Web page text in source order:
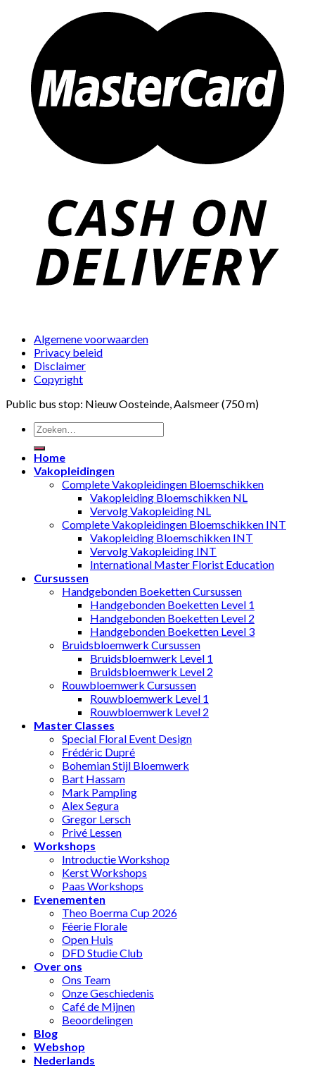
Algemene voorwaarden
Privacy beleid
Disclaimer
Copyright
Public bus stop: Nieuw Oosteinde, Aalsmeer (750 m)
Home
Vakopleidingen
Complete Vakopleidingen Bloemschikken
Vakopleiding Bloemschikken NL
Vervolg Vakopleiding NL
Complete Vakopleidingen Bloemschikken INT
Vakopleiding Bloemschikken INT
Vervolg Vakopleiding INT
International Master Florist Education
Cursussen
Handgebonden Boeketten Cursussen
Handgebonden Boeketten Level 1
Handgebonden Boeketten Level 2
Handgebonden Boeketten Level 3
Bruidsbloemwerk Cursussen
Bruidsbloemwerk Level 1
Bruidsbloemwerk Level 2
Rouwbloemwerk Cursussen
Rouwbloemwerk Level 1
Rouwbloemwerk Level 2
Master Classes
Special Floral Event Design
Frédéric Dupré
Bohemian Stijl Bloemwerk
Bart Hassam
Mark Pampling
Alex Segura
Gregor Lersch
Privé Lessen
Workshops
Introductie Workshop
Kerst Workshops
Paas Workshops
Evenementen
Theo Boerma Cup 2026
Féerie Florale
Open Huis
DFD Studie Club
Over ons
Ons Team
Onze Geschiedenis
Café de Mijnen
Beoordelingen
Blog
Webshop
Nederlands